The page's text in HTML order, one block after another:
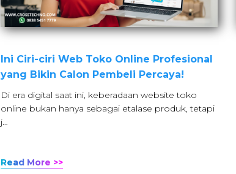
Ini Ciri-ciri Web Toko Online Profesional
yang Bikin Calon Pembeli Percaya!
Di era digital saat ini, keberadaan website toko
online bukan hanya sebagai etalase produk, tetapi
j…
Read More >>